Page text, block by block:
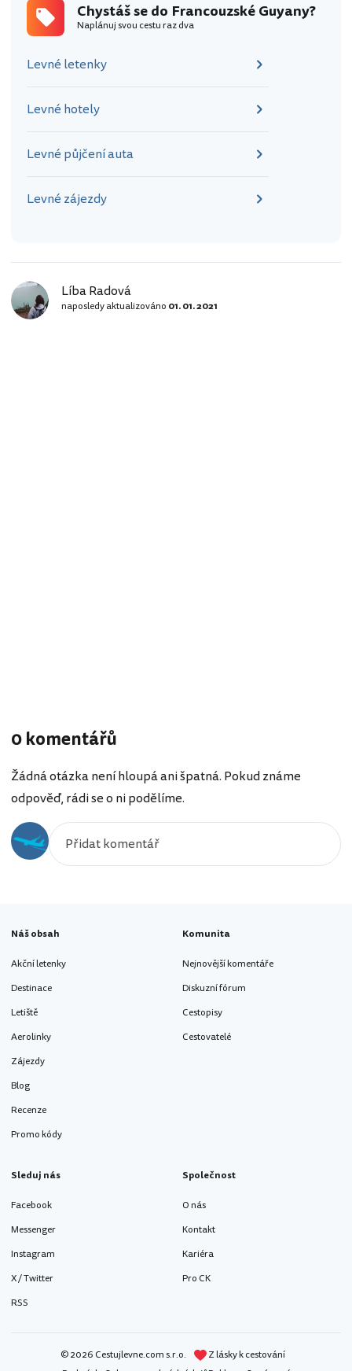
Chystáš se do Francouzské Guyany?
Naplánuj svou cestu raz dva
Levné letenky
Levné hotely
Levné půjčení auta
Levné zájezdy
Líba Radová
naposledy aktualizováno 01. 01. 2021
0 komentářů
Žádná otázka není hloupá ani špatná. Pokud známe
odpověď, rádi se o ni podělíme.
Náš obsah
Akční letenky
Destinace
Letiště
Aerolinky
Zájezdy
Blog
Recenze
Promo kódy
Komunita
Nejnovější komentáře
Diskuzní fórum
Cestopisy
Cestovatelé
Sleduj nás
Facebook
Messenger
Instagram
X / Twitter
RSS
Společnost
O nás
Kontakt
Kariéra
Pro CK
© 2026 Cestujlevne.com s.r.o.
Z lásky k cestování